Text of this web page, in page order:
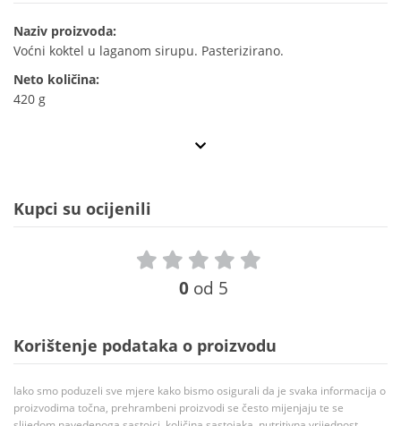
Naziv proizvoda:
Voćni koktel u laganom sirupu. Pasterizirano.
Neto količina:
420 g
Kupci su ocijenili
0 od 5
Korištenje podataka o proizvodu
Iako smo poduzeli sve mjere kako bismo osigurali da je svaka informacija o
proizvodima točna, prehrambeni proizvodi se često mijenjaju te se